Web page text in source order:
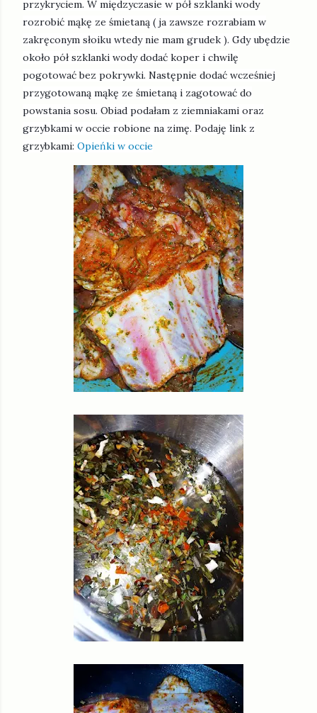
przykryciem. W międzyczasie w pół szklanki wody
rozrobić mąkę ze śmietaną ( ja zawsze rozrabiam w
zakręconym słoiku wtedy nie mam grudek ). Gdy ubędzie
około pół szklanki wody dodać koper i chwilę
pogotować bez pokrywki. Następnie dodać wcześniej
przygotowaną mąkę ze śmietaną i zagotować do
powstania sosu. Obiad podałam z ziemniakami oraz
grzybkami w occie robione na zimę. Podaję link z
grzybkami: Opieńki w occie